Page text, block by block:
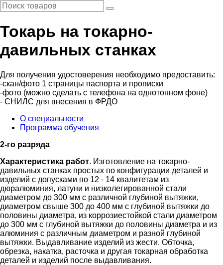
Токарь на токарно-
давильных станках
Для получения удостоверения необходимо предоставить:
-скан/фото 1 страницы паспорта и прописки
-фото (можно сделать с телефона на однотонном фоне)
- СНИЛС для внесения в ФРДО
О специальности
Программа обучения
2-го разряда
Характеристика работ. Изготовление на токарно-
давильных станках простых по конфигурации деталей и
изделий с допусками по 12 - 14 квалитетам из
дюралюминия, латуни и низколегированной стали
диаметром до 300 мм с различной глубиной вытяжки,
диаметром свыше 300 до 400 мм с глубиной вытяжки до
половины диаметра, из коррозиестойкой стали диаметром
до 300 мм с глубиной вытяжки до половины диаметра и из
алюминия с различным диаметром и разной глубиной
вытяжки. Выдавливание изделий из жести. Обточка,
обрезка, накатка, расточка и другая токарная обработка
деталей и изделий после выдавливания.